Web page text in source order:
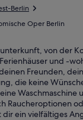
Berlin
Oper Berlin
von der
und -
Freunden,
die keine
Waschmaschine
Raucheroptionen
ein vielfältiges